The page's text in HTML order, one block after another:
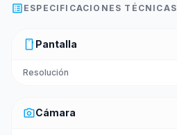
list_alt ESPECIFICACIONES TÉCNICAS
smartphone Pantalla
Resolución
photo_cameraCámara